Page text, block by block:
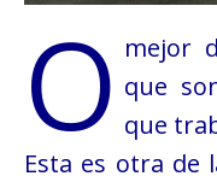
O mejor
que
que
Esta es otra de